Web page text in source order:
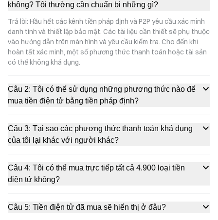
không? Tôi thường cần chuẩn bị những gì?
Trả lời: Hầu hết các kênh tiền pháp định và P2P yêu cầu xác minh
danh tính và thiết lập bảo mật. Các tài liệu cần thiết sẽ phụ thuộc
vào hướng dẫn trên màn hình và yêu cầu kiểm tra. Cho đến khi
hoàn tất xác minh, một số phương thức thanh toán hoặc tài sản
có thể không khả dụng.
Câu 2: Tôi có thể sử dụng những phương thức nào để
mua tiền điện tử bằng tiền pháp định?
Câu 3: Tại sao các phương thức thanh toán khả dụng
của tôi lại khác với người khác?
Câu 4: Tôi có thể mua trực tiếp tất cả 4.900 loại tiền
điện tử không?
Câu 5: Tiền điện tử đã mua sẽ hiển thị ở đâu?